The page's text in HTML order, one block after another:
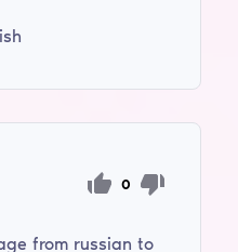
0
from russian to